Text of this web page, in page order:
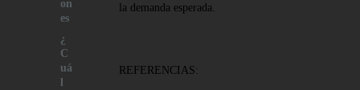
on
es
¿
C
uá
la demanda esperada.
REFERENCIAS: